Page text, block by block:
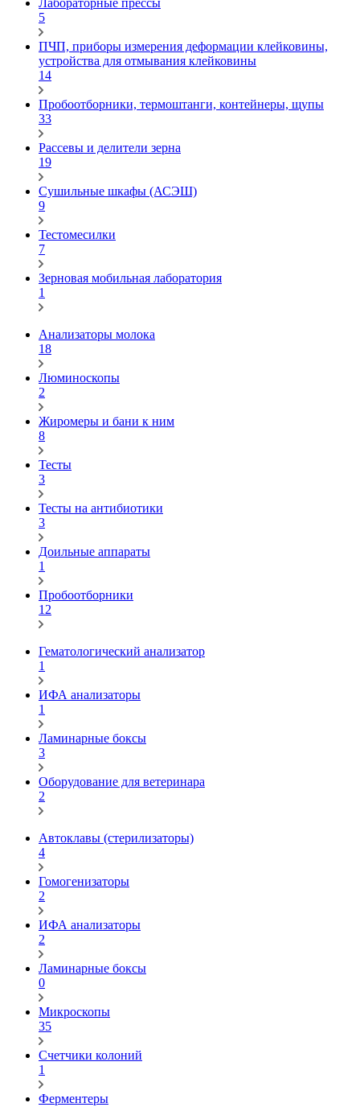
Лабораторные прессы
5
ПЧП, приборы измерения деформации клейковины,
устройства для отмывания клейковины
14
Пробоотборники, термоштанги, контейнеры, щупы
33
Рассевы и делители зерна
19
Сушильные шкафы (АСЭШ)
9
Тестомесилки
7
Зерновая мобильная лаборатория
1
Анализаторы молока
18
Люминоскопы
2
Жиромеры и бани к ним
8
Тесты
3
Тесты на антибиотики
3
Доильные аппараты
1
Пробоотборники
12
Гематологический анализатор
1
ИФА анализаторы
1
Ламинарные боксы
3
Оборудование для ветеринара
2
Автоклавы (стерилизаторы)
4
Гомогенизаторы
2
ИФА анализаторы
2
Ламинарные боксы
0
Микроскопы
35
Счетчики колоний
1
Ферментеры